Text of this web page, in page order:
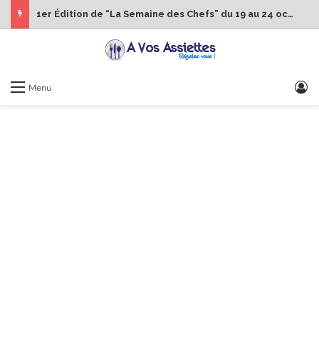
1er Édition de “La Semaine des Chefs” du 19 au 24 octobre 2026
Menu